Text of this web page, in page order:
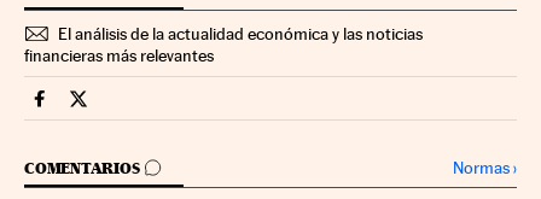
El análisis de la actualidad económica y las noticias
financieras más relevantes
Economia Cinco Días en Facebook
Economia Cinco Días en Twitter
COMENTARIOS
IR A LOS COMENTARIOS Normas›